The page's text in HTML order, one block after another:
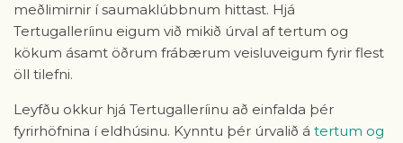
meðlimirnir í saumaklúbbnum hittast. Hjá
Tertugalleríinu eigum við mikið úrval af tertum og
kökum ásamt öðrum frábærum veisluveigum fyrir flest
öll tilefni.
Leyfðu okkur hjá Tertugalleríinu að einfalda þér
fyrirhöfnina í eldhúsinu. Kynntu þér úrvalið á tertum og